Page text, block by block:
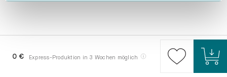
0 € Express-Produktion in 3 Wochen möglich